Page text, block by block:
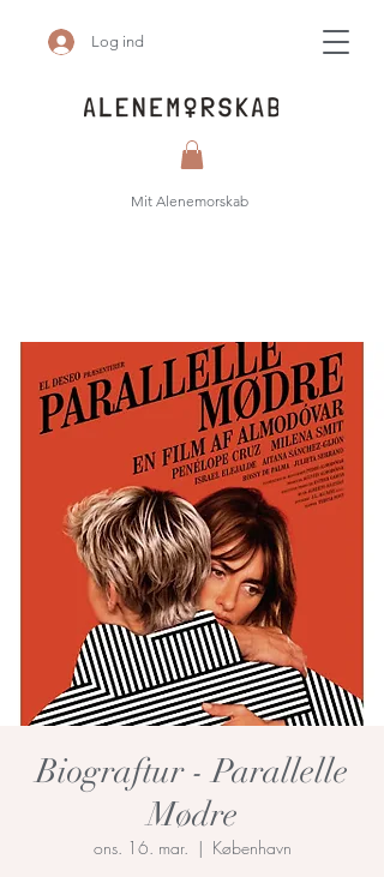
Log ind
Mit Alenemorskab
Biograftur - Parallelle
Mødre
ons. 16. mar.
  |
København